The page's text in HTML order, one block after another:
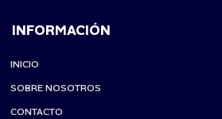
INFORMACIÓN
INICIO
SOBRE NOSOTROS
CONTACTO